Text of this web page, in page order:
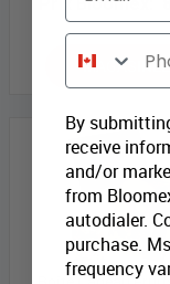
Prix Bloomex:
MAGASINEZ
Phone
By
receive
and/or
from
autodialer.
purchase.
frequency